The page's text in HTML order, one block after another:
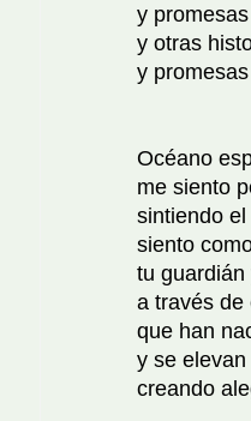
y promesas
y otras
y promesas
Océano
me siento
sintiendo el
siento como
tu guardián y
a través de
que han
y se elevan
creando